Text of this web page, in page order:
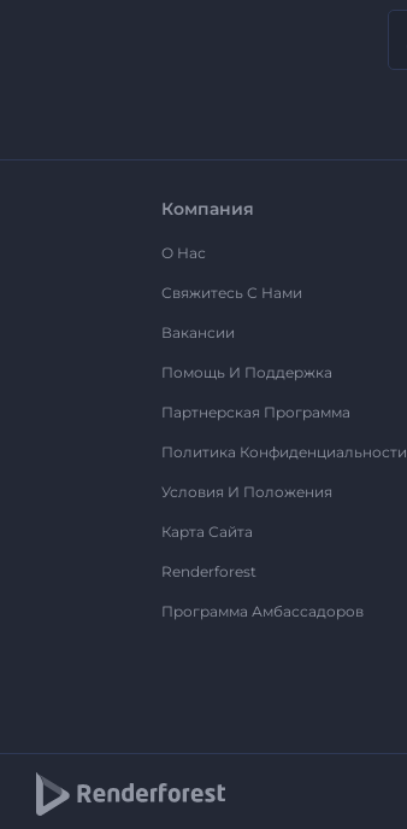
Компания
О Нас
Свяжитесь С Нами
Вакансии
Помощь И Поддержка
Партнерская Программа
Политика Конфиденциальности
Условия И Положения
Карта Сайта
Renderforest
Программа Амбассадоров